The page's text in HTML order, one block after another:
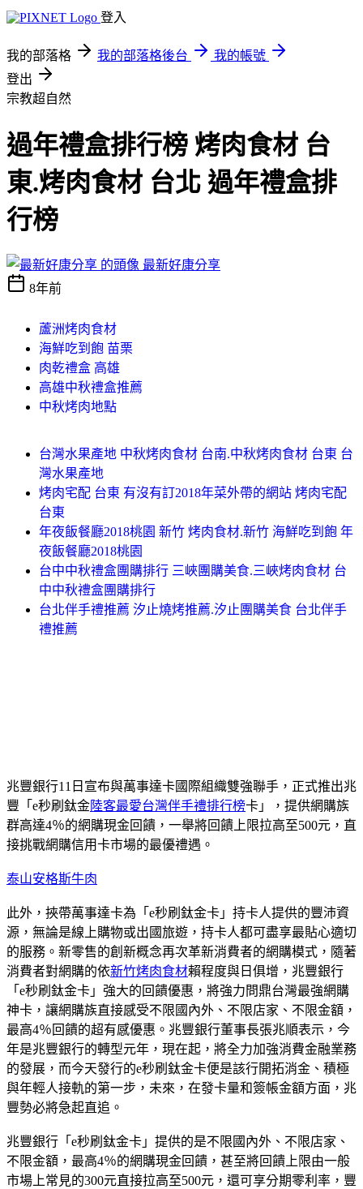
登入
我的部落格 我的部落格後台
我的帳號
登出
宗教超自然
過年禮盒排行榜 烤肉食材 台
東.烤肉食材 台北 過年禮盒排
行榜
最新好康分享
8年前
蘆洲烤肉食材
海鮮吃到飽 苗栗
肉乾禮盒 高雄
高雄中秋禮盒推薦
中秋烤肉地點
台灣水果產地 中秋烤肉食材 台南.中秋烤肉食材 台東 台
灣水果產地
烤肉宅配 台東 有沒有訂2018年菜外帶的網站 烤肉宅配
台東
年夜飯餐廳2018桃園 新竹 烤肉食材.新竹 海鮮吃到飽 年
夜飯餐廳2018桃園
台中中秋禮盒團購排行 三峽團購美食.三峽烤肉食材 台
中中秋禮盒團購排行
台北伴手禮推薦 汐止燒烤推薦.汐止團購美食 台北伴手
禮推薦
兆豐銀行11日宣布與萬事達卡國際組織雙強聯手，正式推出兆
豐「e秒刷鈦金陸客最愛台灣伴手禮排行榜卡」，提供網購族
群高達4％的網購現金回饋，一舉將回饋上限拉高至500元，直
接挑戰網購信用卡市場的最優禮遇。
泰山安格斯牛肉
此外，挾帶萬事達卡為「e秒刷鈦金卡」持卡人提供的豐沛資
源，無論是線上購物或出國旅遊，持卡人都可盡享最貼心適切
的服務。新零售的創新概念再次革新消費者的網購模式，隨著
消費者對網購的依新竹烤肉食材賴程度與日俱增，兆豐銀行
「e秒刷鈦金卡」強大的回饋優惠，將強力問鼎台灣最強網購
神卡，讓網購族直接感受不限國內外、不限店家、不限金額，
最高4％回饋的超有感優惠。兆豐銀行董事長張兆順表示，今
年是兆豐銀行的轉型元年，現在起，將全力加強消費金融業務
的發展，而今天發行的e秒刷鈦金卡便是該行開拓消金、積極
與年輕人接軌的第一步，未來，在發卡量和簽帳金額方面，兆
豐勢必將急起直追。
兆豐銀行「e秒刷鈦金卡」提供的是不限國內外、不限店家、
不限金額，最高4％的網購現金回饋，甚至將回饋上限由一般
市場上常見的300元直接拉高至500元，還可享分期零利率，豐